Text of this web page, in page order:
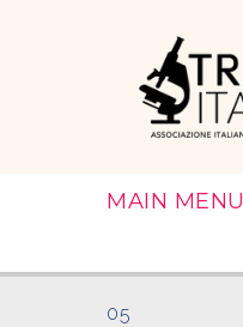
MAIN MENU
05